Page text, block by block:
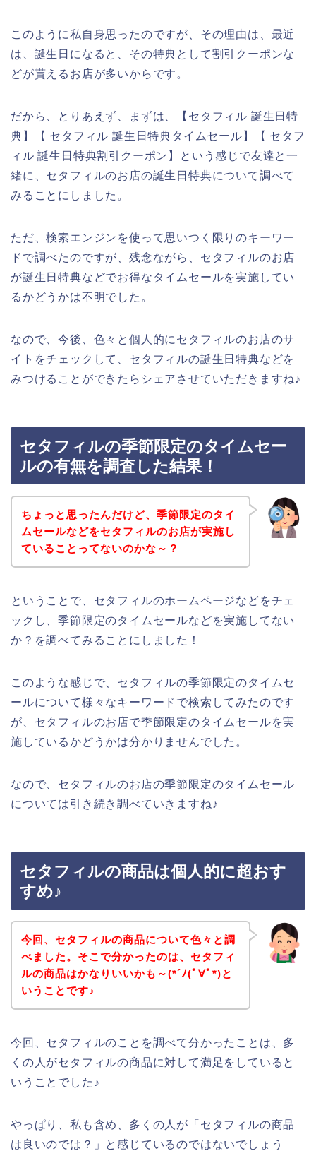
このように私自身思ったのですが、その理由は、最近
は、誕生日になると、その特典として割引クーポンな
どが貰えるお店が多いからです。
だから、とりあえず、まずは、【セタフィル 誕生日特
典】【 セタフィル 誕生日特典タイムセール】【 セタフ
ィル 誕生日特典割引クーポン】という感じで友達と一
緒に、セタフィルのお店の誕生日特典について調べて
みることにしました。
ただ、検索エンジンを使って思いつく限りのキーワー
ドで調べたのですが、残念ながら、セタフィルのお店
が誕生日特典などでお得なタイムセールを実施してい
るかどうかは不明でした。
なので、今後、色々と個人的にセタフィルのお店のサ
イトをチェックして、セタフィルの誕生日特典などを
みつけることができたらシェアさせていただきますね♪
セタフィルの季節限定のタイムセー
ルの有無を調査した結果！
ちょっと思ったんだけど、季節限定のタイ
ムセールなどをセタフィルのお店が実施し
ていることってないのかな～？
ということで、セタフィルのホームページなどをチェ
ックし、季節限定のタイムセールなどを実施してない
か？を調べてみることにしました！
このような感じで、セタフィルの季節限定のタイムセ
ールについて様々なキーワードで検索してみたのです
が、セタフィルのお店で季節限定のタイムセールを実
施しているかどうかは分かりませんでした。
なので、セタフィルのお店の季節限定のタイムセール
については引き続き調べていきますね♪
セタフィルの商品は個人的に超おす
すめ♪
今回、セタフィルの商品について色々と調
べました。そこで分かったのは、セタフィ
ルの商品はかなりいいかも～(*´ﾉ(ﾟ∀ﾟ*)と
いうことです♪
今回、セタフィルのことを調べて分かったことは、多
くの人がセタフィルの商品に対して満足をしていると
いうことでした♪
やっぱり、私も含め、多くの人が「セタフィルの商品
は良いのでは？」と感じているのではないでしょう